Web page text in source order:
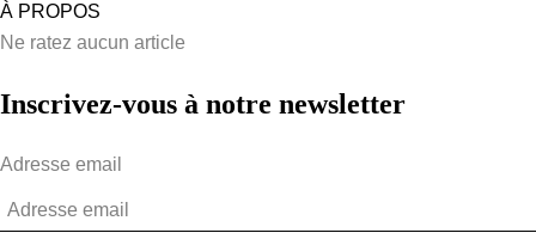
À PROPOS
Ne ratez aucun article
Inscrivez-vous à notre newsletter
Adresse email